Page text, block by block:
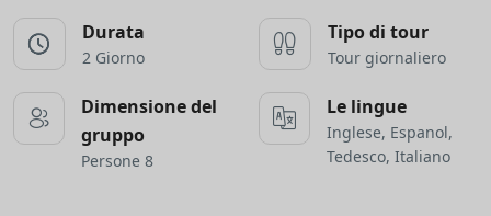
Durata
2 Giorno
Tipo di tour
Tour giornaliero
Dimensione del
gruppo
Persone 8
Le lingue
Inglese, Espanol,
Tedesco, Italiano